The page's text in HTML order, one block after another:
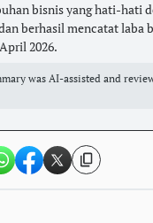
bisnis yang hati-hati
berhasil mencatat laba
2026.
was AI-assisted and